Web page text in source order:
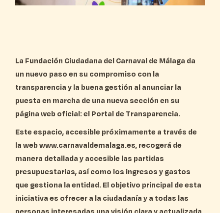
La Fundación Ciudadana del Carnaval de Málaga da
un nuevo paso en su compromiso con la
transparencia y la buena gestión al anunciar la
puesta en marcha de una nueva sección en su
página web oficial: el Portal de Transparencia.
Este espacio, accesible próximamente a través de
la web www.carnavaldemalaga.es, recogerá de
manera detallada y accesible las partidas
presupuestarias, así como los ingresos y gastos
que gestiona la entidad. El objetivo principal de esta
iniciativa es ofrecer a la ciudadanía y a todas las